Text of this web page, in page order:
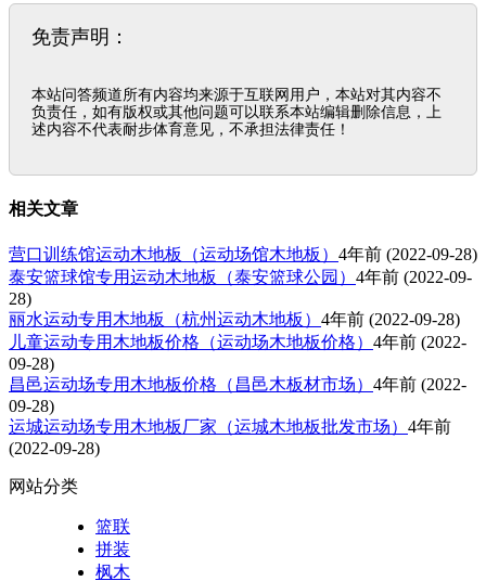
免责声明：
本站问答频道所有内容均来源于互联网用户，本站对其内容不
负责任，如有版权或其他问题可以联系本站编辑删除信息，上
述内容不代表耐步体育意见，不承担法律责任！
相关文章
营口训练馆运动木地板（运动场馆木地板） 4年前 (2022-09-28)
泰安篮球馆专用运动木地板（泰安篮球公园） 4年前 (2022-09-
28)
丽水运动专用木地板（杭州运动木地板） 4年前 (2022-09-28)
儿童运动专用木地板价格（运动场木地板价格） 4年前 (2022-
09-28)
昌邑运动场专用木地板价格（昌邑木板材市场） 4年前 (2022-
09-28)
运城运动场专用木地板厂家（运城木地板批发市场） 4年前
(2022-09-28)
网站分类
篮联
拼装
枫木